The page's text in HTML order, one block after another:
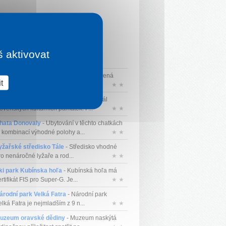
Skorušina
- Nejvýše postavená
na Slovensku. Má výšku ...
★ ★
- Mini Slovensko je areál
kulturních památek. P...
★ ★
Donovaly- Ubytování v těchto chatkách
kombinací výhodné polohy a...
★ ★
středisko Tále- Středisko vhodné
nenáročné lyžaře a rod...
★ ★
park Kubínska hoľa- Kubínská hoľa má
FIS pro Super-G. Je...
★ ★
park Velká Fatra- Národní park
Fatra je nejmladším z 9 n...
★ ★
oravské dědiny- Muzeum naskýtá
aktivovat